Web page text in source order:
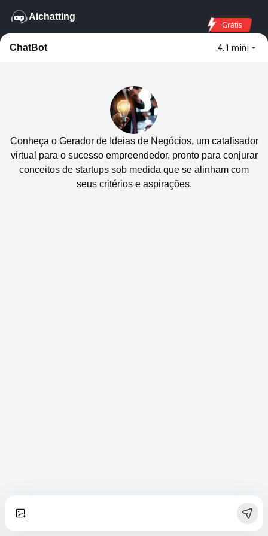
Aichatting
Grátis
ChatBot 4.1 mini
Conheça o Gerador de Ideias de Negócios, um catalisador
virtual para o sucesso empreendedor, pronto para conjurar
conceitos de startups sob medida que se alinham com
seus critérios e aspirações.